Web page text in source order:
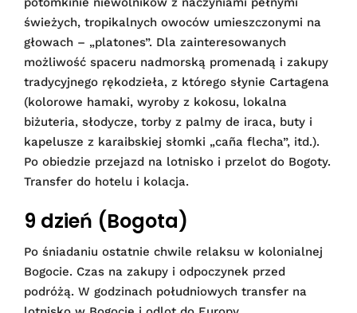
świeżych, tropikalnych owoców umieszczonymi na
głowach – „platones”. Dla zainteresowanych
możliwość spaceru nadmorską promenadą i zakupy
tradycyjnego rękodzieła, z którego słynie Cartagena
(kolorowe hamaki, wyroby z kokosu, lokalna
biżuteria, słodycze, torby z palmy de iraca, buty i
kapelusze z karaibskiej słomki „caña flecha”, itd.).
Po obiedzie przejazd na lotnisko i przelot do Bogoty.
Transfer do hotelu i kolacja.
9 dzień (Bogota)
Po śniadaniu ostatnie chwile relaksu w kolonialnej
Bogocie. Czas na zakupy i odpoczynek przed
podróżą. W godzinach południowych transfer na